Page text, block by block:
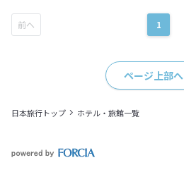
1
ページ上部へ
日本旅行トップ ホテル・旅館一覧